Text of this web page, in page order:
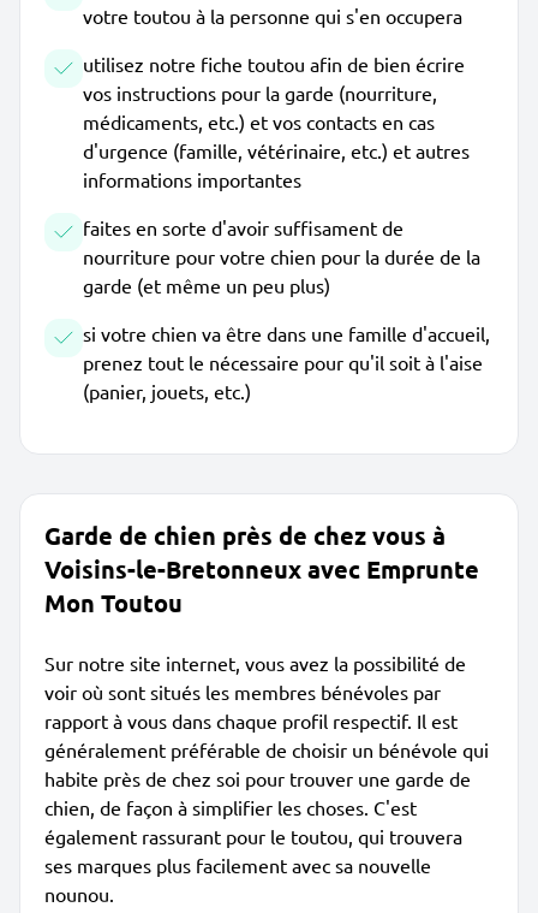
votre toutou à la personne qui s'en occupera
utilisez notre fiche toutou afin de bien écrire
vos instructions pour la garde (nourriture,
médicaments, etc.) et vos contacts en cas
d'urgence (famille, vétérinaire, etc.) et autres
informations importantes
faites en sorte d'avoir suffisament de
nourriture pour votre chien pour la durée de la
garde (et même un peu plus)
si votre chien va être dans une famille d'accueil,
prenez tout le nécessaire pour qu'il soit à l'aise
(panier, jouets, etc.)
Garde de chien près de chez vous à
Voisins-le-Bretonneux avec Emprunte
Mon Toutou
Sur notre site internet, vous avez la possibilité de
voir où sont situés les membres bénévoles par
rapport à vous dans chaque profil respectif. Il est
généralement préférable de choisir un bénévole qui
habite près de chez soi pour trouver une garde de
chien, de façon à simplifier les choses. C'est
également rassurant pour le toutou, qui trouvera
ses marques plus facilement avec sa nouvelle
nounou.